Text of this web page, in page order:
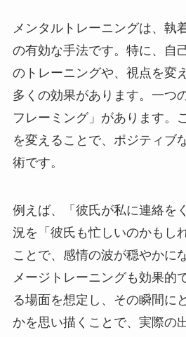
メンタルトレーニングは、執
の有効な手法です。特に、自
のトレーニングや、視点を変
多くの効果があります。一つ
フレーミング」があります。
を変えることで、ポジティブ
術です。
例えば、「彼氏が私に連絡を
況を「彼氏も忙しいのかもし
ことで、感情の波が穏やかに
メージトレーニングも効果的
る場面を想定し、その瞬間に
かを思い描くことで、実際の